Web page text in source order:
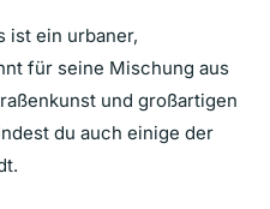
ist ein urbaner,
für seine Mischung aus
und großartigen
du auch einige der